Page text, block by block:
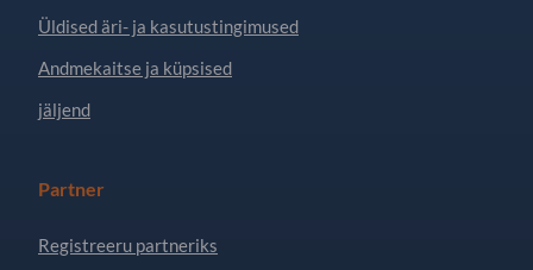
Üldised äri- ja kasutustingimused
Andmekaitse ja küpsised
jäljend
Partner
Registreeru partneriks